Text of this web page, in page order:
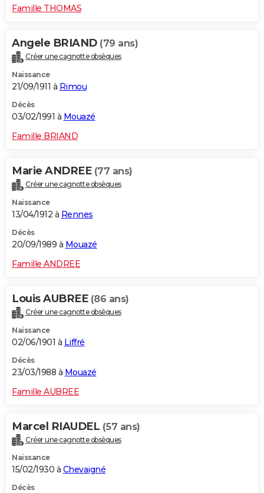
Famille THOMAS
Angele BRIAND (79 ans)
Créer une cagnotte obsèques
Naissance
21/09/1911 à Rimou
Décès
03/02/1991 à Mouazé
Famille BRIAND
Marie ANDREE (77 ans)
Créer une cagnotte obsèques
Naissance
13/04/1912 à Rennes
Décès
20/09/1989 à Mouazé
Famille ANDREE
Louis AUBREE (86 ans)
Créer une cagnotte obsèques
Naissance
02/06/1901 à Liffré
Décès
23/03/1988 à Mouazé
Famille AUBREE
Marcel RIAUDEL (57 ans)
Créer une cagnotte obsèques
Naissance
15/02/1930 à Chevaigné
Décès